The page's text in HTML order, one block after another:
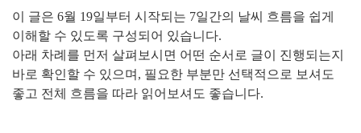
이 글은 6월 19일부터 시작되는 7일간의 날씨 흐름을 쉽게
이해할 수 있도록 구성되어 있습니다.
아래 차례를 먼저 살펴보시면 어떤 순서로 글이 진행되는지
바로 확인할 수 있으며, 필요한 부분만 선택적으로 보셔도
좋고 전체 흐름을 따라 읽어보셔도 좋습니다.